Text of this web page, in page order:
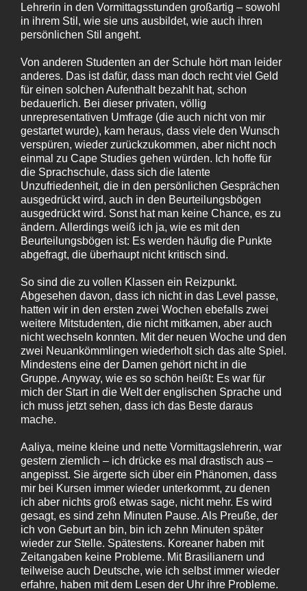
Lehrerin in den Vormittagsstunden großartig – sowohl
in ihrem Stil, wie sie uns ausbildet, wie auch ihren
persönlichen Stil angeht.
Von anderen Studenten an der Schule hört man leider
anderes. Das ist dafür, dass man doch recht viel Geld
für einen solchen Aufenthalt bezahlt hat, schon
bedauerlich. Bei dieser privaten, völlig
unrepresentativen Umfrage (die auch nicht von mir
gestartet wurde), kam heraus, dass viele den Wunsch
verspüren, wieder zurückzukommen, aber nicht noch
einmal zu Cape Studies gehen würden. Ich hoffe für
die Sprachschule, dass sich die latente
Unzufriedenheit, die in den persönlichen Gesprächen
ausgedrückt wird, auch in den Beurteilungsbögen
ausgedrückt wird. Sonst hat man keine Chance, es zu
ändern. Allerdings weiß ich ja, wie es mit den
Beurteilungsbögen ist: Es werden häufig die Punkte
abgefragt, die überhaupt nicht kritisch sind.
So sind die zu vollen Klassen ein Reizpunkt.
Abgesehen davon, dass ich nicht in das Level passe,
hatten wir in den ersten zwei Wochen ebefalls zwei
weitere Mitstudenten, die nicht mitkamen, aber auch
nicht wechseln konnten. Mit der neuen Woche und den
zwei Neuankömmlingen wiederholt sich das alte Spiel.
Mindestens eine der Damen gehört nicht in die
Gruppe. Anyway, wie es so schön heißt: Es war für
mich der Start in die Welt der englischen Sprache und
ich muss jetzt sehen, dass ich das Beste daraus
mache.
Aaliya, meine kleine und nette Vormittagslehrerin, war
gestern ziemlich – ich drücke es mal drastisch aus –
angepisst. Sie ärgerte sich über ein Phänomen, dass
mir bei Kursen immer wieder unterkommt, zu denen
ich aber nichts groß etwas sage, nicht mehr. Es wird
gesagt, es sind zehn Minuten Pause. Als Preuße, der
ich von Geburt an bin, bin ich zehn Minuten später
wieder zur Stelle. Spätestens. Koreaner haben mit
Zeitangaben keine Probleme. Mit Brasilianern und
teilweise auch Deutsche, wie ich selbst immer wieder
erfahre, haben mit dem Lesen der Uhr ihre Probleme.